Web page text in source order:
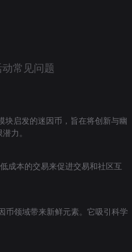
动常见问题
块启发的迷因币，旨在将创新与幽
力。
成本的交易来促进交易和社区互
币领域带来新鲜元素。它吸引科学